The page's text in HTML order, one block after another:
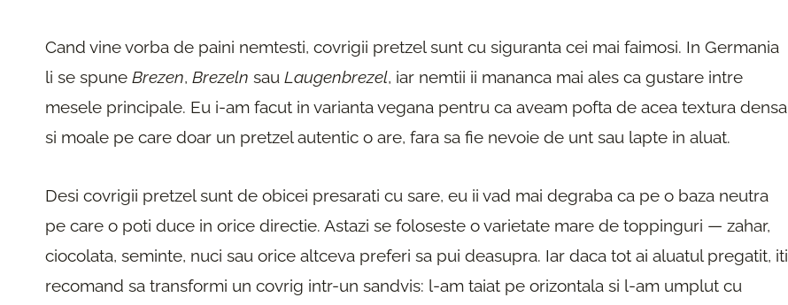
Cand vine vorba de paini nemtesti, covrigii pretzel sunt cu siguranta cei mai faimosi. In Germania
li se spune Brezen, Brezeln sau Laugenbrezel, iar nemtii ii mananca mai ales ca gustare intre
mesele principale. Eu i-am facut in varianta vegana pentru ca aveam pofta de acea textura densa
si moale pe care doar un pretzel autentic o are, fara sa fie nevoie de unt sau lapte in aluat.
Desi covrigii pretzel sunt de obicei presarati cu sare, eu ii vad mai degraba ca pe o baza neutra
pe care o poti duce in orice directie. Astazi se foloseste o varietate mare de toppinguri — zahar,
ciocolata, seminte, nuci sau orice altceva preferi sa pui deasupra. Iar daca tot ai aluatul pregatit, iti
recomand sa transformi un covrig intr-un sandvis: l-am taiat pe orizontala si l-am umplut cu